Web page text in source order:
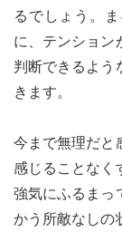
るでしょう。
に、テンション
判断できるよう
きます。
今まで無理だと
感じることなく
強気にふるまっ
かう所敵なしの